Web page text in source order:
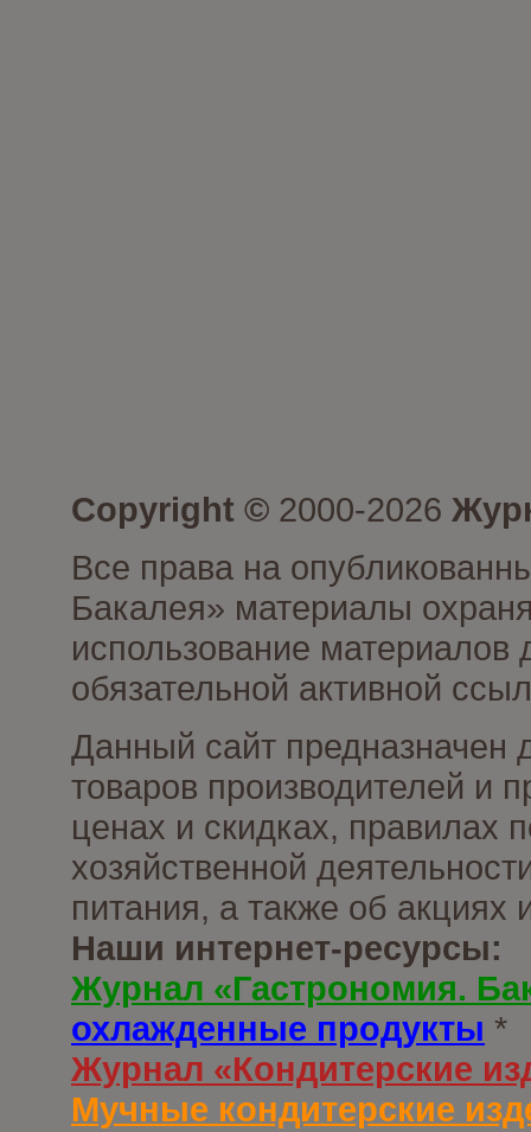
Copyright © 2000-2026
Все права на
Бакалея» материалы
использование материалов
обязательной активной
Данный сайт предназначен
товаров производителей и
ценах и скидках, правилах
хозяйственной
питания, а также об
Наши интернет-ресурсы:
Журнал «Гастрономия.
охлажденные продукты *
Журнал «Кондитерские
Мучные кондитерские